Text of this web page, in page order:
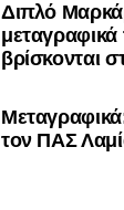
Διπλό
βρίσκονται
τον ΠΑΣ